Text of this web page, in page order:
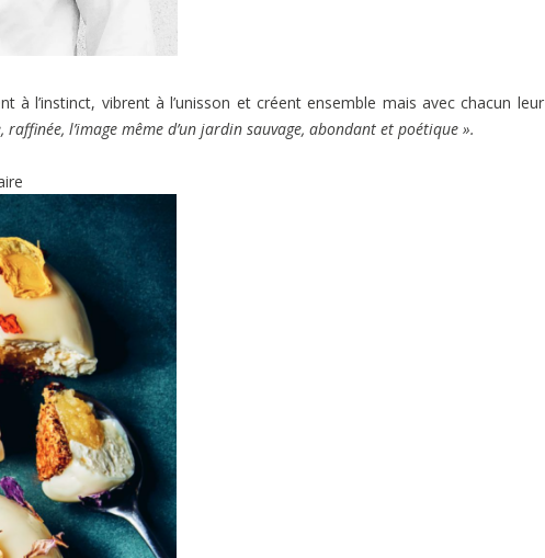
l’instinct, vibrent à l’unisson et créent ensemble mais avec chacun leur
l’image même d’un jardin sauvage, abondant et poétique ».